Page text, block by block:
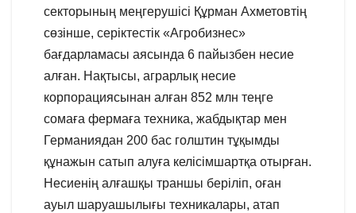
секторының меңгерушісі Құрман Ахметовтің
сөзінше, серіктестік «Агробизнес»
бағдарламасы аясында 6 пайызбен несие
алған. Нақтысы, аграрлық несие
корпорациясынан алған 852 млн теңге
сомаға фермаға техника, жабдықтар мен
Германиядан 200 бас голштин тұқымды
құнажын сатып алуға келісімшартқа отырған.
Несиенің алғашқы траншы беріліп, оған
ауыл шаруашылығы техникалары, атап